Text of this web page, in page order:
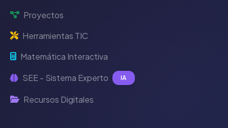
Proyectos
Herramientas TIC
Matemática Interactiva
SEE - Sistema Experto IA
Recursos Digitales